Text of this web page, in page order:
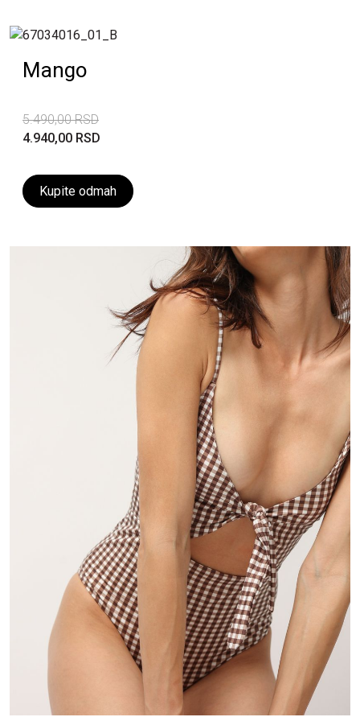
Mango
5.490,00 RSD
4.940,00 RSD
Kupite odmah